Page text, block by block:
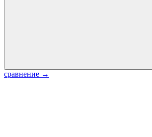
сравнение →